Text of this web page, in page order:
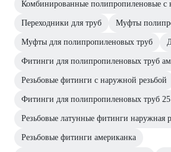
Переходники для труб Муфты
Муфты для полипропиленовых труб
Фитинги для полипропиленовых труб
Резьбовые фитинги с наружной резьбой
Фитинги для полипропиленовых труб
Резьбовые латунные фитинги наружная
Резьбовые фитинги американка